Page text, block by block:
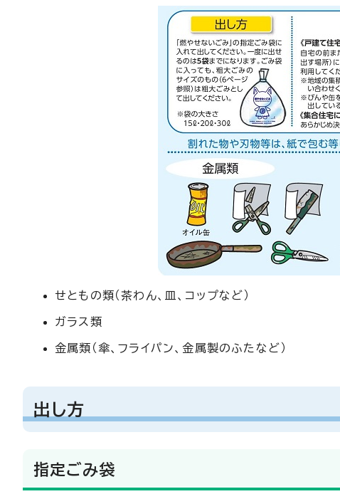
せともの類（茶わん、皿、コップなど）
ガラス類
金属類（傘、フライパン、金属製のふたなど）
出し方
指定ごみ袋